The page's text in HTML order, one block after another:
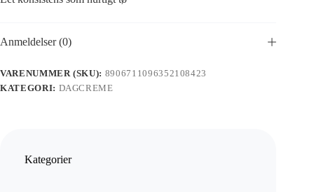
Anmeldelser (0)
VARENUMMER (SKU): 8906711096352108423
KATEGORI: DAGCREME
Kategorier